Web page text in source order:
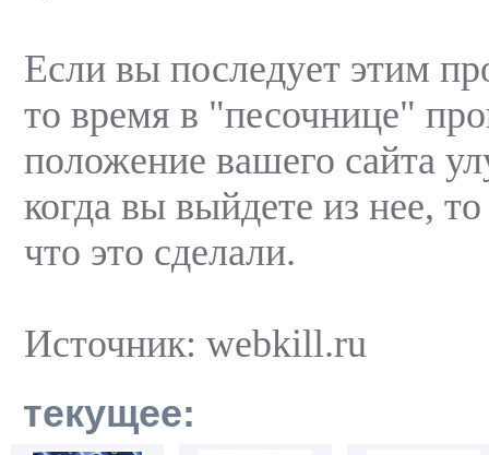
Если вы последует этим
то время в "песочнице"
положение вашего сайта
когда вы выйдете из нее,
что это сделали.
Источник: webkill.ru
текущее: